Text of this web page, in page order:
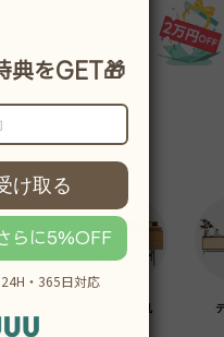
デスク・机